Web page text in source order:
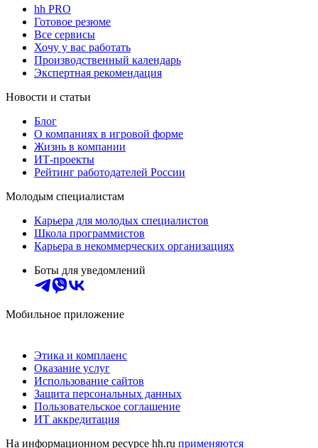
hh PRO
Готовое резюме
Все сервисы
Хочу у вас работать
Производственный календарь
Экспертная рекомендация
Новости и статьи
Блог
О компаниях в игровой форме
Жизнь в компании
ИТ-проекты
Рейтинг работодателей России
Молодым специалистам
Карьера для молодых специалистов
Школа программистов
Карьера в некоммерческих организациях
Боты для уведомлений
Мобильное приложение
Этика и комплаенс
Оказание услуг
Использование сайтов
Защита персональных данных
Пользовательское соглашение
ИТ аккредитация
На информационном ресурсе hh.ru применяются